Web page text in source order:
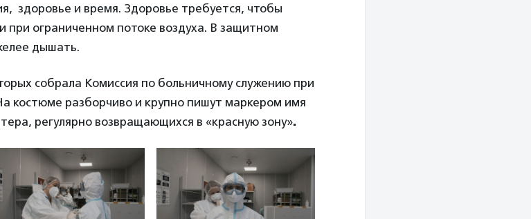
здоровье и время. Здоровье требуется, чтобы
при ограниченном потоке воздуха. В защитном
дышать.
собрала Комиссия по больничному служению при
костюме разборчиво и крупно пишут маркером имя
регулярно возвращающихся в «красную зону».